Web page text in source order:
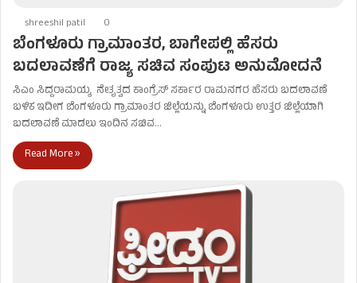
shreeshil patil 0
ಬೆಂಗಳೂರು ಗ್ರಾಮಾಂತರ, ಬಾಗೇಪಲ್ಲಿ ಹೆಸರು
ಬದಲಾವಣೆಗೆ ರಾಜ್ಯ ಸಚಿವ ಸಂಪುಟ ಅನುಮೋದನೆ
ಸಿಎಂ ಸಿದ್ದರಾಮಯ್ಯ ನೇತೃತ್ವದ ಕಾಂಗ್ರೆಸ್​​ ಸರ್ಕಾರ ರಾಮನಗರ ಹೆಸರು ಬದಲಾವಣೆ
ಬಳಿಕ ಇದೀಗ ಬೆಂಗಳೂರು ಗ್ರಾಮಾಂತರ ಜಿಲ್ಲೆಯನ್ನು ಬೆಂಗಳೂರು ಉತ್ತರ ಜಿಲ್ಲೆಯಾಗಿ
ಬದಲಾವಣೆ ಮಾಡಲು ಇಂದಿನ ಸಚಿವ…
Read More »